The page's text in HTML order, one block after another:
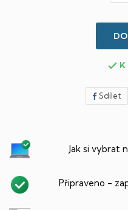

Sdílet
Jak si vybrat
Připraveno -